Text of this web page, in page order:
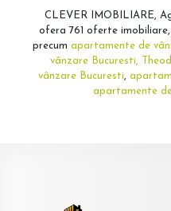
CLEVER IMOBILIARE,
ofera 761 oferte
precum apartamente de
vânzare Bucuresti,
vânzare Bucuresti,
apartamente